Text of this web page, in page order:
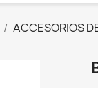
ACCESORIOS